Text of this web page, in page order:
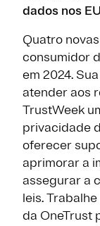
dados nos
Quatro
consumidor
em 2024.
atender aos
TrustWeek
privacidade
oferecer
aprimorar a
assegurar a
leis.
da OneTrust